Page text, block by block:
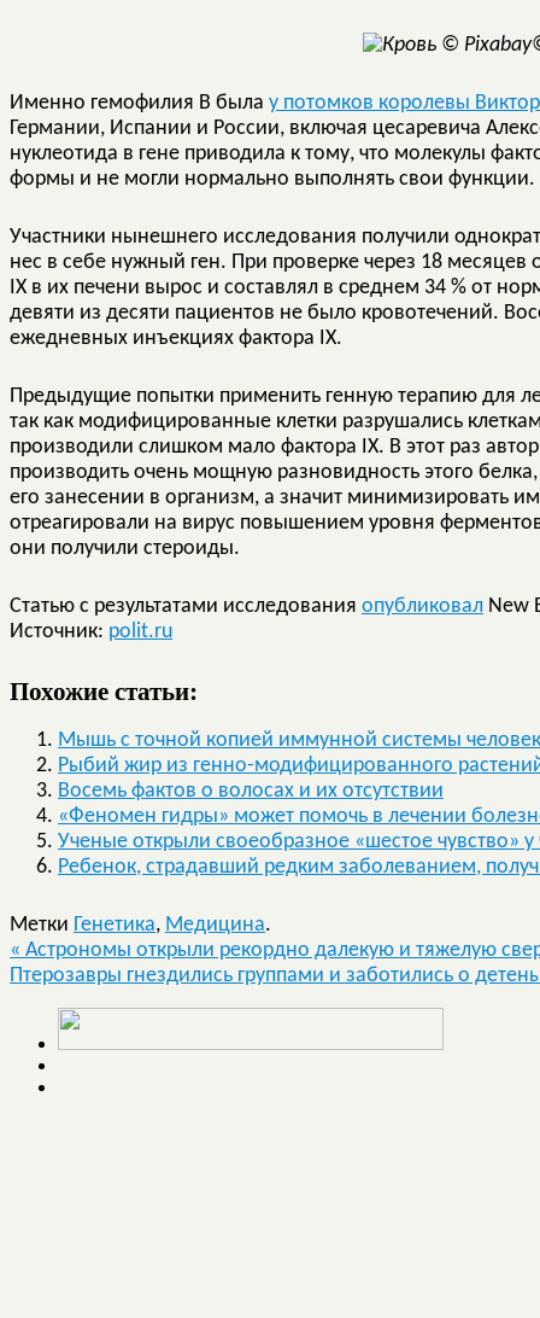
Именно гемофилия B была у потомков королевы
Германии, Испании и России, включая цесаревича
нуклеотида в гене приводила к тому, что молекулы
формы и не могли нормально выполнять свои функции.
Участники нынешнего исследования получили
нес в себе нужный ген. При проверке через 18 месяцев
IX в их печени вырос и составлял в среднем 34 % от
девяти из десяти пациентов не было кровотечений.
ежедневных инъекциях фактора IX.
Предыдущие попытки применить генную терапию для
так как модифицированные клетки разрушались
производили слишком мало фактора IX. В этот раз
производить очень мощную разновидность этого
его занесении в организм, а значит минимизировать
отреагировали на вирус повышением уровня
они получили стероиды.
Статью с результатами исследования опубликовал New
Источник: polit.ru
Похожие статьи:
Мышь с точной копией иммунной системы
Рыбий жир из генно-модифицированного
Восемь фактов о волосах и их отсутствии
«Феномен гидры» может помочь в лечении
Ученые открыли своеобразное «шестое чувство» у
Ребенок, страдавший редким заболеванием,
Метки Генетика, Медицина.
« Астрономы открыли рекордно далекую и тяжелую
Птерозавры гнездились группами и заботились о